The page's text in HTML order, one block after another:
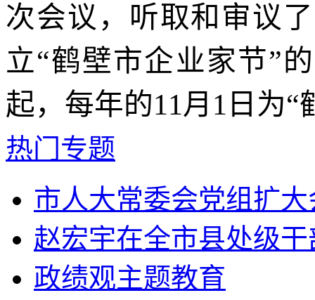
次会议，听取和审议
立“鹤壁市企业家节”
起，每年的11月1日为“
热门专题
市人大常委会党组扩
赵宏宇在全市县处级
政绩观主题教育